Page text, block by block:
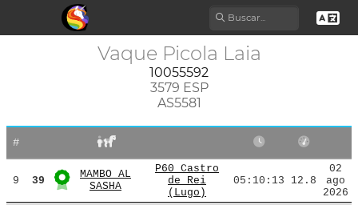
Vaque Picola Laia
10055592
3579 ESP
AS5581
#
9 39
MAMBO AL
SASHA
P60 Castro
de Rei
(Lugo)
05:10:13 12.8
02
ago
2026